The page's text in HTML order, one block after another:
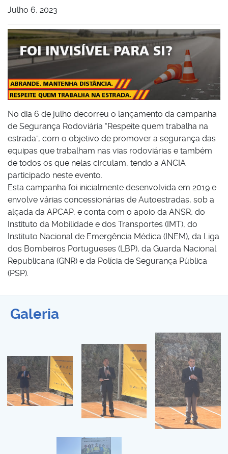
Julho 6, 2023
No dia 6 de julho decorreu o lançamento da campanha
de Segurança Rodoviária “Respeite quem trabalha na
estrada”, com o objetivo de promover a segurança das
equipas que trabalham nas vias rodoviárias e também
de todos os que nelas circulam, tendo a ANCIA
participado neste evento.
Esta campanha foi inicialmente desenvolvida em 2019 e
envolve várias concessionárias de Autoestradas, sob a
alçada da APCAP, e conta com o apoio da ANSR, do
Instituto da Mobilidade e dos Transportes (IMT), do
Instituto Nacional de Emergência Médica (INEM), da Liga
dos Bombeiros Portugueses (LBP), da Guarda Nacional
Republicana (GNR) e da Polícia de Segurança Pública
(PSP).
Galeria